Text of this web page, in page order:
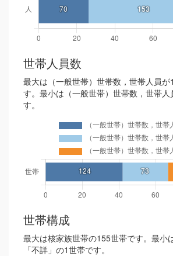
世帯人員数
最大は（一般世帯）世帯数，世帯人員
す。最小は（一般世帯）世帯数，世帯
す。
世帯構成
最大は核家族世帯の155世帯です。最小
「不詳」の1世帯です。